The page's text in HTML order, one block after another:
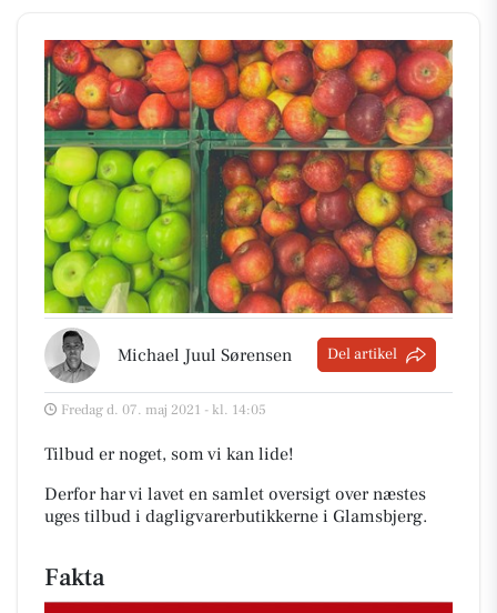
Michael Juul Sørensen Del artikel
Fredag d. 07. maj 2021 - kl. 14:05
Tilbud er noget, som vi kan lide!
Derfor har vi lavet en samlet oversigt over næstes
uges tilbud i dagligvarerbutikkerne i Glamsbjerg.
Fakta